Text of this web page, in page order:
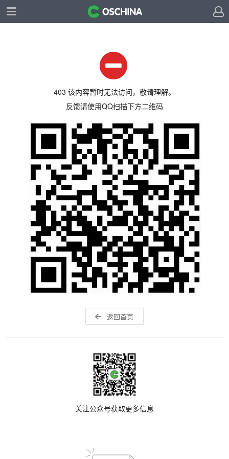
403 该内容暂时无法访问，敬请理解。
反馈请使用QQ扫描下方二维码
返回首页
关注公众号获取更多信息